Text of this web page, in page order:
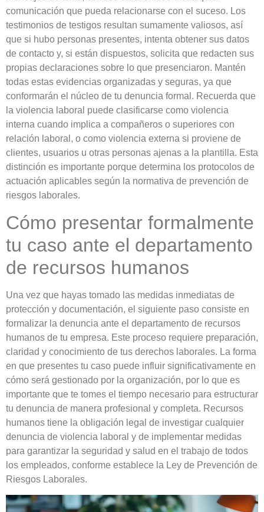
comunicación que pueda relacionarse con el suceso. Los
testimonios de testigos resultan sumamente valiosos, así
que si hubo personas presentes, intenta obtener sus datos
de contacto y, si están dispuestos, solicita que redacten sus
propias declaraciones sobre lo que presenciaron. Mantén
todas estas evidencias organizadas y seguras, ya que
conformarán el núcleo de tu denuncia formal. Recuerda que
la violencia laboral puede clasificarse como violencia
interna cuando implica a compañeros o superiores con
relación laboral, o como violencia externa si proviene de
clientes, usuarios u otras personas ajenas a la plantilla. Esta
distinción es importante porque determina los protocolos de
actuación aplicables según la normativa de prevención de
riesgos laborales.
Cómo presentar formalmente
tu caso ante el departamento
de recursos humanos
Una vez que hayas tomado las medidas inmediatas de
protección y documentación, el siguiente paso consiste en
formalizar la denuncia ante el departamento de recursos
humanos de tu empresa. Este proceso requiere preparación,
claridad y conocimiento de tus derechos laborales. La forma
en que presentes tu caso puede influir significativamente en
cómo será gestionado por la organización, por lo que es
importante que te tomes el tiempo necesario para estructurar
tu denuncia de manera profesional y completa. Recursos
humanos tiene la obligación legal de investigar cualquier
denuncia de violencia laboral y de implementar medidas
para garantizar la seguridad y salud en el trabajo de todos
los empleados, conforme establece la Ley de Prevención de
Riesgos Laborales.